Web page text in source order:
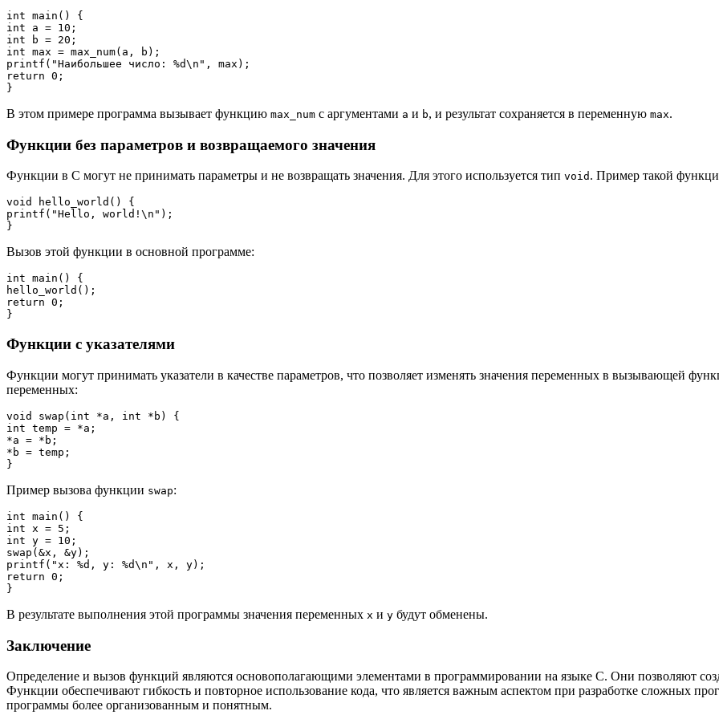
int main() {
int a = 10;
int b = 20;
int max = max_num(a, b);
printf("Наибольшее число: %d\n", max);
return 0;
В этом примере программа вызывает функцию max_num с аргументами a и b, и результат сохраняется в переменную max.
Функции без параметров и возвращаемого значения
Функции в C могут не принимать параметры и не возвращать значения. Для этого используется тип void . Пример такой
void hello_world() {
printf("Hello, world!\n");
Вызов этой функции в основной программе:
int main() {
hello_world();
return 0;
Функции с указателями
Функции могут принимать указатели в качестве параметров, что позволяет изменять значения переменных в вызывающей
переменных:
void swap(int *a, int *b) {
int temp = *a;
*a = *b;
*b = temp;
Пример вызова функции swap:
int main() {
int x = 5;
int y = 10;
swap(&x, &y);
printf("x: %d, y: %d\n", x, y);
return 0;
В результате выполнения этой программы значения переменных x и y будут обменены.
Заключение
Определение и вызов функций являются основополагающими элементами в программировании на языке C. Они позволяют
Функции обеспечивают гибкость и повторное использование кода, что является важным аспектом при разработке сложных
программы более организованным и понятным.